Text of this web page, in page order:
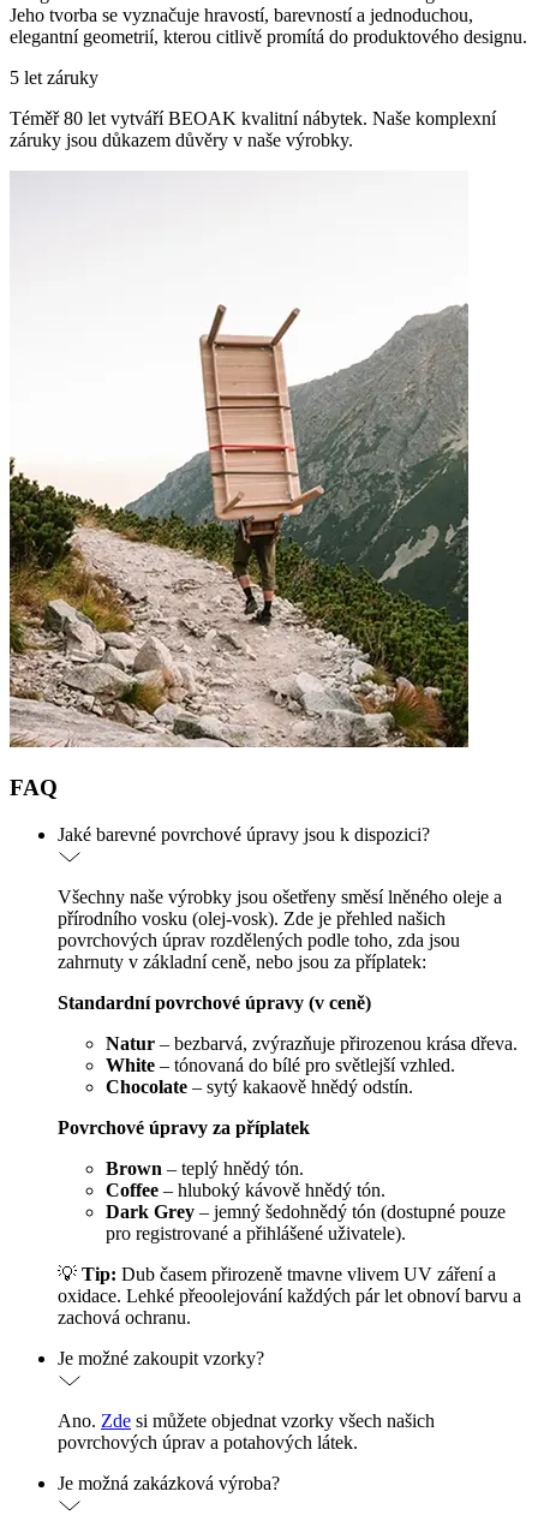
Jeho tvorba se vyznačuje hravostí, barevností a jednoduchou,
elegantní geometrií, kterou citlivě promítá do produktového designu.
5 let záruky
Téměř 80 let vytváří BEOAK kvalitní nábytek. Naše komplexní
záruky jsou důkazem důvěry v naše výrobky.
FAQ
Jaké barevné povrchové úpravy jsou k dispozici?
Všechny naše výrobky jsou ošetřeny směsí lněného oleje a
přírodního vosku (olej-vosk). Zde je přehled našich
povrchových úprav rozdělených podle toho, zda jsou
zahrnuty v základní ceně, nebo jsou za příplatek:
Standardní povrchové úpravy (v ceně)
Natur – bezbarvá, zvýrazňuje přirozenou krása dřeva.
White – tónovaná do bílé pro světlejší vzhled.
Chocolate – sytý kakaově hnědý odstín.
Povrchové úpravy za příplatek
Brown – teplý hnědý tón.
Coffee – hluboký kávově hnědý tón.
Dark Grey – jemný šedohnědý tón (dostupné pouze
pro registrované a přihlášené uživatele).
💡 Tip: Dub časem přirozeně tmavne vlivem UV záření a
oxidace. Lehké přeoolejování každých pár let obnoví barvu a
zachová ochranu.
Je možné zakoupit vzorky?
Ano. Zde si můžete objednat vzorky všech našich
povrchových úprav a potahových látek.
Je možná zakázková výroba?